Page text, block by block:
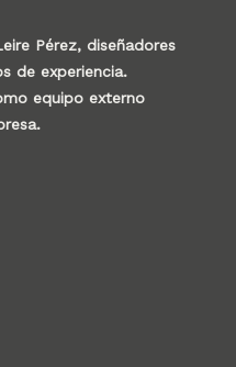
Pérez, diseñadores
de experiencia.
equipo externo